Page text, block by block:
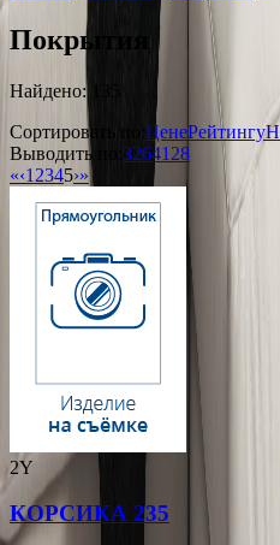
Покрытия
Найдено: 135
Сортировать по: ЦенеРейтингу
Выводить по: 3264128
«‹1 2345›»
2Y
КОРСИКА 235